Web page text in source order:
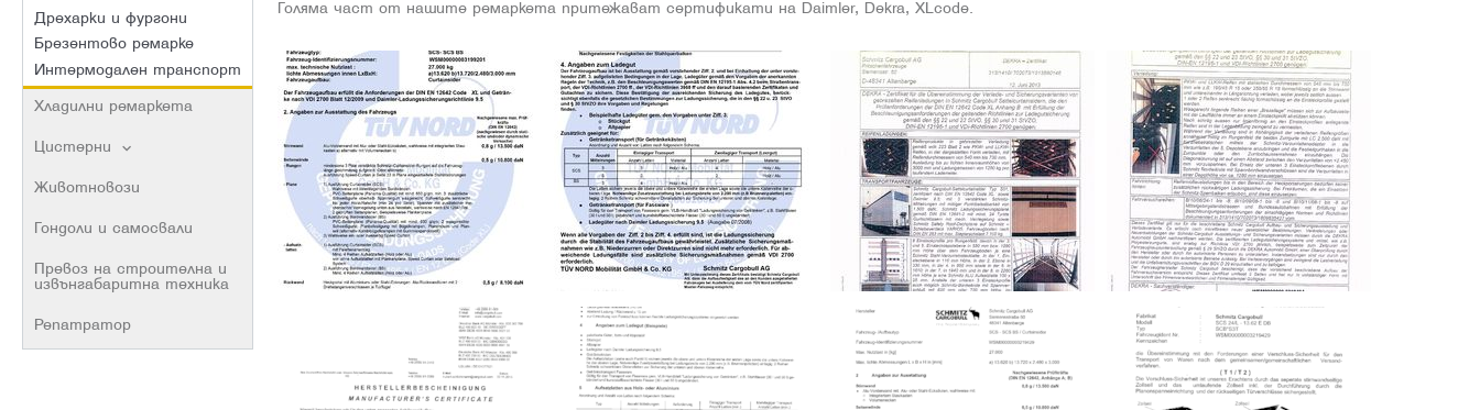
Дрехарки и фургони
Брезентово ремарке
Интермодален транспорт
Хладилни ремаркета
Цистерни
Животновози
Гондоли и самосвали
Превоз на строителна и
извънгабаритна техника
Репатратор
Голяма част от нашите ремаркета притежават сертификати на Daimler, Dekra, XLcode.